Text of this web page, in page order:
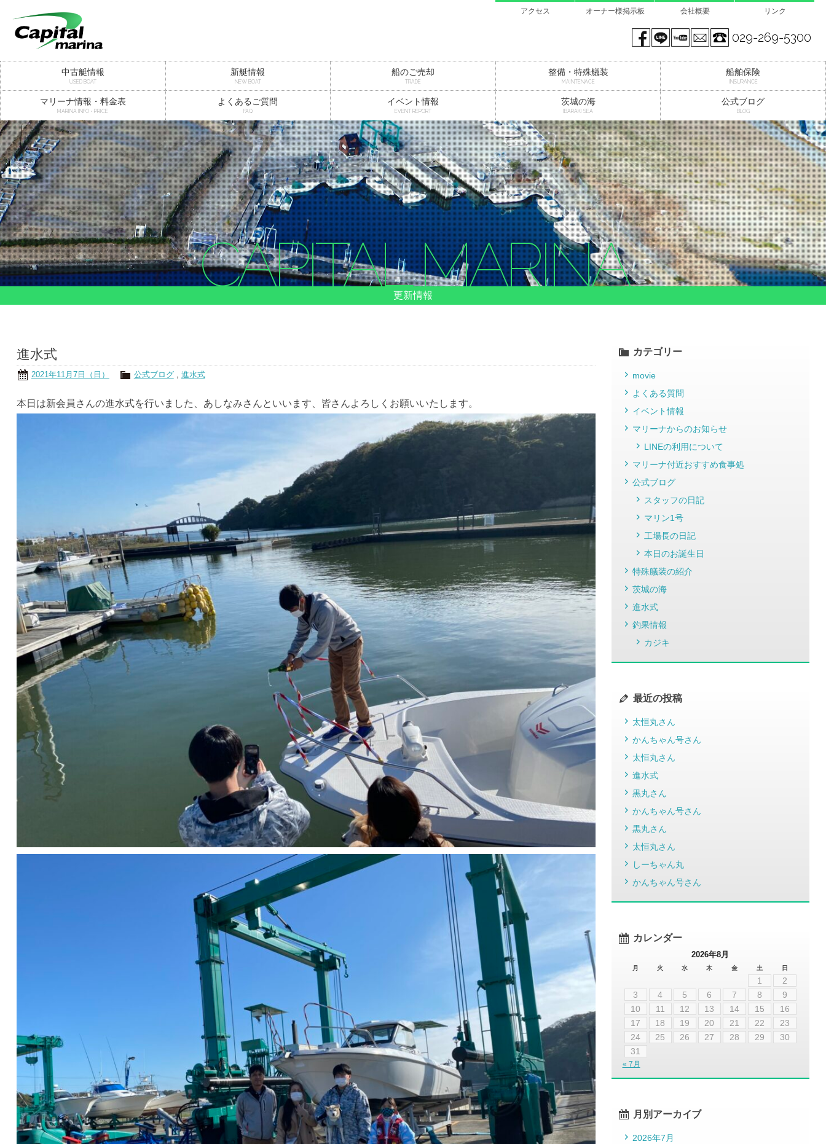
アクセス オーナー様掲示板 会社概要 リンク
029-269-5300
mail
You tube
LINE@
Facebook page
中古艇情報
USED BOAT
新艇情報
NEW BOAT
船のご売却
TRADE
整備・特殊艤装
MAINTENACE
船舶保険
INSURANCE
マリーナ情報・料金表
MARINA INFO・PRICE
よくあるご質問
FAQ
イベント情報
EVENT REPORT
茨城の海
IBARAKI SEA
公式ブログ
BLOG
CAPITAL MARINA
更新情報
進水式
2021年11月7日（日） 公式ブログ, 進水式
本日は新会員さんの進水式を行いました、あしなみさんといいます、皆さんよろしくお願いいたします。
カテゴリー
movie
よくある質問
イベント情報
マリーナからのお知らせ
LINEの利用について
マリーナ付近おすすめ食事処
公式ブログ
スタッフの日記
マリン1号
工場長の日記
本日のお誕生日
特殊艤装の紹介
茨城の海
進水式
釣果情報
カジキ
最近の投稿
太恒丸さん
かんちゃん号さん
太恒丸さん
進水式
黒丸さん
かんちゃん号さん
黒丸さん
太恒丸さん
しーちゃん丸
かんちゃん号さん
カレンダー
2026年8月
月 火 水 木 金 土 日
1
2
3
4 5 6 7 8
9
10
11 12 13 14 15
16
17
18 19 20 21 22
23
24
25 26 27 28 29
30
31
« 7月
月別アーカイブ
2026年7月